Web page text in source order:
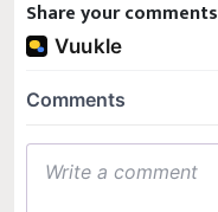
Share your comments